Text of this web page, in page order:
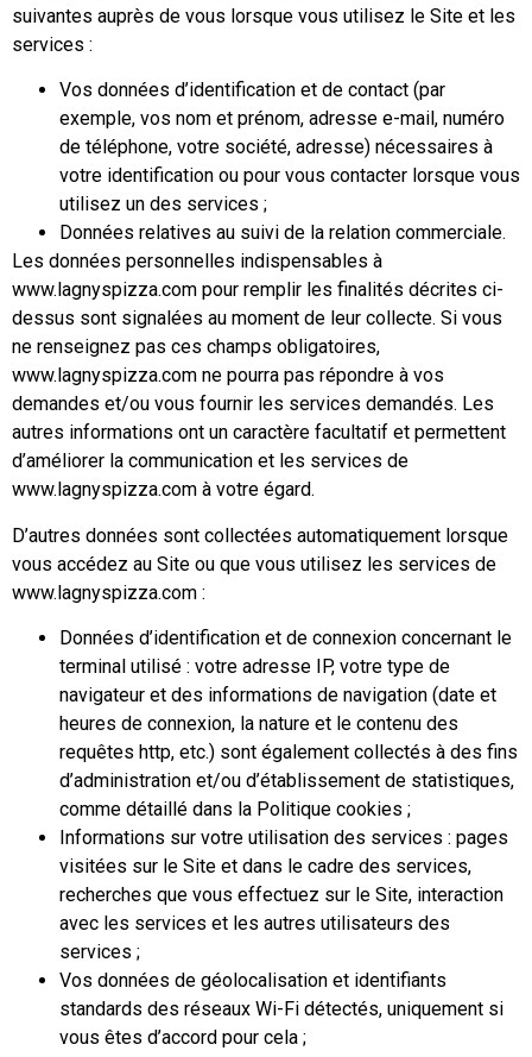
suivantes auprès de vous lorsque vous utilisez le Site et les
services :
Vos données d’identification et de contact (par
exemple, vos nom et prénom, adresse e-mail, numéro
de téléphone, votre société, adresse) nécessaires à
votre identification ou pour vous contacter lorsque vous
utilisez un des services ;
Données relatives au suivi de la relation commerciale.
Les données personnelles indispensables à
www.lagnyspizza.com pour remplir les finalités décrites ci-
dessus sont signalées au moment de leur collecte. Si vous
ne renseignez pas ces champs obligatoires,
www.lagnyspizza.com ne pourra pas répondre à vos
demandes et/ou vous fournir les services demandés. Les
autres informations ont un caractère facultatif et permettent
d’améliorer la communication et les services de
www.lagnyspizza.com à votre égard.
D’autres données sont collectées automatiquement lorsque
vous accédez au Site ou que vous utilisez les services de
www.lagnyspizza.com :
Données d’identification et de connexion concernant le
terminal utilisé : votre adresse IP, votre type de
navigateur et des informations de navigation (date et
heures de connexion, la nature et le contenu des
requêtes http, etc.) sont également collectés à des fins
d’administration et/ou d’établissement de statistiques,
comme détaillé dans la Politique cookies ;
Informations sur votre utilisation des services : pages
visitées sur le Site et dans le cadre des services,
recherches que vous effectuez sur le Site, interaction
avec les services et les autres utilisateurs des
services ;
Vos données de géolocalisation et identifiants
standards des réseaux Wi-Fi détectés, uniquement si
vous êtes d’accord pour cela ;